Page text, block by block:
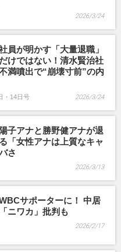
2026/3/24
員が明かす「大量退職」
けではない！清水賢治社
満噴出で“崩壊寸前”の内
・14日号 2026/3/24
子アナと勝野健アナが退
「女性アナは上質なキャ
さ
2026/3/13
サポーターに！ 中居
ニワカ」批判も
2026/2/17